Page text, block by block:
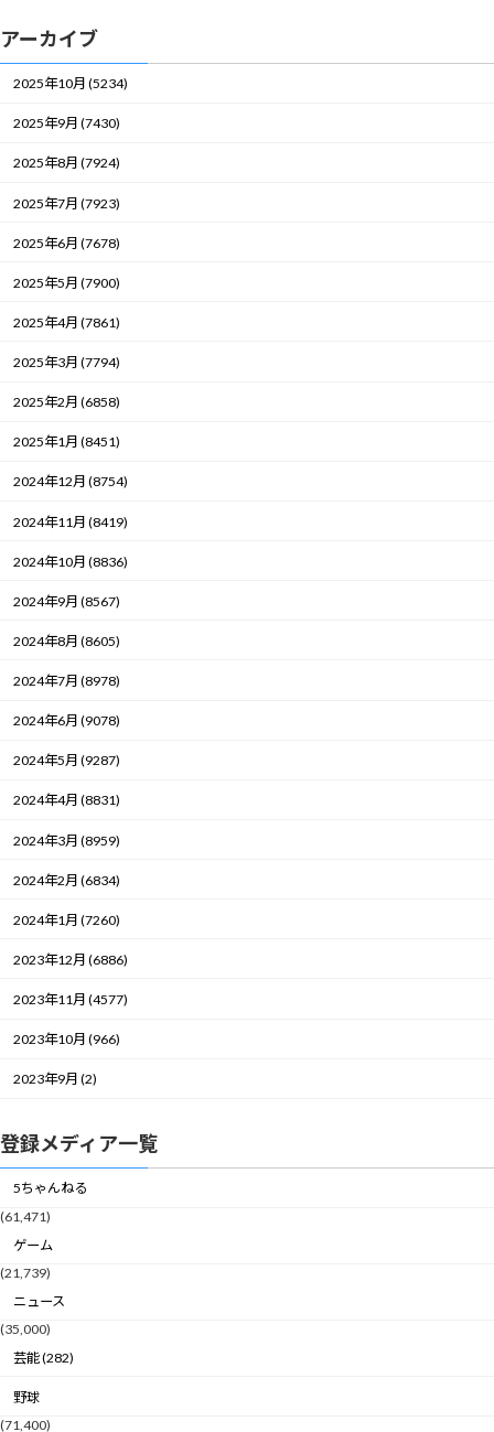
アーカイブ
2025年10月 (5234)
2025年9月 (7430)
2025年8月 (7924)
2025年7月 (7923)
2025年6月 (7678)
2025年5月 (7900)
2025年4月 (7861)
2025年3月 (7794)
2025年2月 (6858)
2025年1月 (8451)
2024年12月 (8754)
2024年11月 (8419)
2024年10月 (8836)
2024年9月 (8567)
2024年8月 (8605)
2024年7月 (8978)
2024年6月 (9078)
2024年5月 (9287)
2024年4月 (8831)
2024年3月 (8959)
2024年2月 (6834)
2024年1月 (7260)
2023年12月 (6886)
2023年11月 (4577)
2023年10月 (966)
2023年9月 (2)
登録メディア一覧
5ちゃんねる
(61,471)
ゲーム
(21,739)
ニュース
(35,000)
芸能 (282)
野球
(71,400)